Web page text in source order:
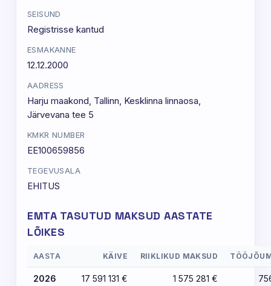
SEISUND
Registrisse kantud
ESMAKANNE
12.12.2000
AADRESS
Harju maakond, Tallinn, Kesklinna linnaosa,
Järvevana tee 5
KMKR NUMBER
EE100659856
TEGEVUSALA
EHITUS
EMTA TASUTUD MAKSUD AASTATE
LÕIKES
AASTA KÄIVE RIIKLIKUD MAKSUD
2026 17 591 131 € 1 575 281 €